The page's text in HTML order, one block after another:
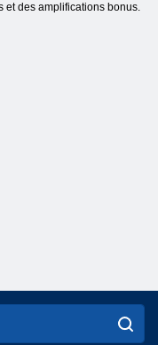
et des amplifications bonus.